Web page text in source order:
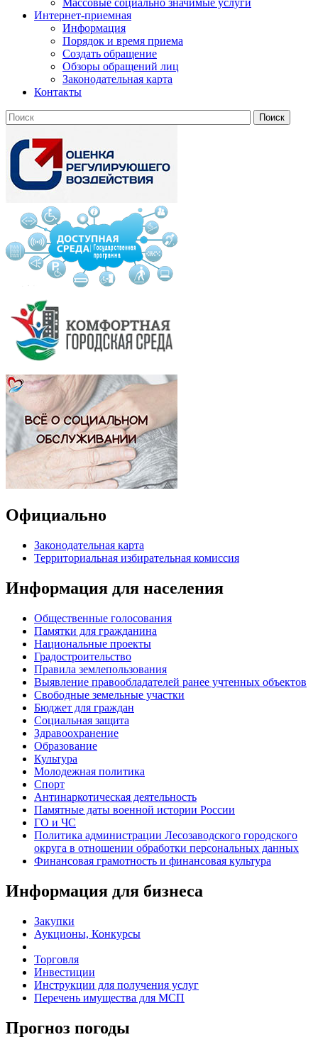
Массовые социально значимые услуги
Интернет-приемная
Информация
Порядок и время приема
Создать обращение
Обзоры обращений лиц
Законодательная карта
Контакты
Официально
Законодательная карта
Территориальная избирательная комиссия
Информация для населения
Общественные голосования
Памятки для гражданина
Национальные проекты
Градостроительство
Правила землепользования
Выявление правообладателей ранее учтенных объектов
Свободные земельные участки
Бюджет для граждан
Социальная защита
Здравоохранение
Образование
Культура
Молодежная политика
Спорт
Антинаркотическая деятельность
Памятные даты военной истории России
ГО и ЧС
Политика администрации Лесозаводского городского
округа в отношении обработки персональных данных
Финансовая грамотность и финансовая культура
Информация для бизнеса
Закупки
Аукционы, Конкурсы
Торговля
Инвестиции
Инструкции для получения услуг
Перечень имущества для МСП
Прогноз погоды